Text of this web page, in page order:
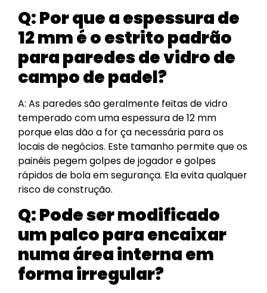
Q: Por que a espessura de
12 mm é o estrito padrão
para paredes de vidro de
campo de padel?
A: As paredes são geralmente feitas de vidro
temperado com uma espessura de 12 mm
porque elas dão a for ça necessária para os
locais de negócios. Este tamanho permite que os
painéis pegem golpes de jogador e golpes
rápidos de bola em segurança. Ela evita qualquer
risco de construção.
Q: Pode ser modificado
um palco para encaixar
numa área interna em
forma irregular?